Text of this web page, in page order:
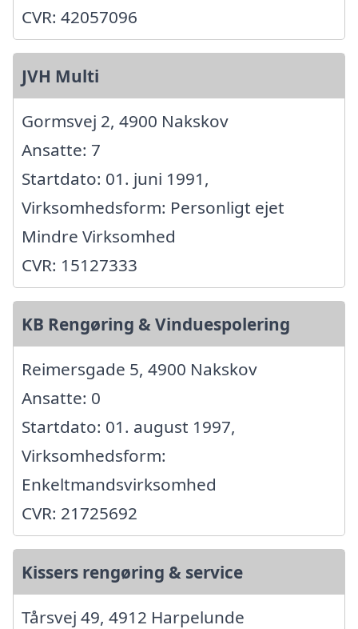
CVR: 42057096
JVH Multi
Gormsvej 2, 4900 Nakskov
Ansatte: 7
Startdato: 01. juni 1991,
Virksomhedsform: Personligt ejet
Mindre Virksomhed
CVR: 15127333
KB Rengøring & Vinduespolering
Reimersgade 5, 4900 Nakskov
Ansatte: 0
Startdato: 01. august 1997,
Virksomhedsform:
Enkeltmandsvirksomhed
CVR: 21725692
Kissers rengøring & service
Tårsvej 49, 4912 Harpelunde